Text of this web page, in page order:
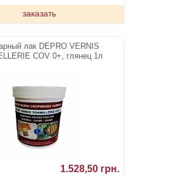
заказать
лак DEPRO VERNIS
COV 0+, глянец 1л
1.528,50 грн.